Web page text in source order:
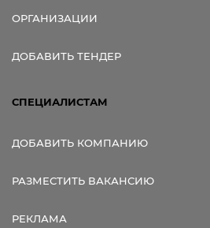
ОРГАНИЗАЦИИ
ДОБАВИТЬ ТЕНДЕР
СПЕЦИАЛИСТАМ
ДОБАВИТЬ КОМПАНИЮ
РАЗМЕСТИТЬ ВАКАНСИЮ
РЕКЛАМА